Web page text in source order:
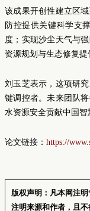
该成果开创性建立区
防控提供关键科学支
度；实现沙尘天气与
资源规划与生态修复提
刘玉芝表示，这项研
键调控者。未来团队
水资源安全贡献中国智
论文链接： https://
版权声明：凡本网注
注明来源和作者，且